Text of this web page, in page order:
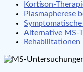
Kortison-
Plasmapherese
Alternative MS-
Rehabilitationen